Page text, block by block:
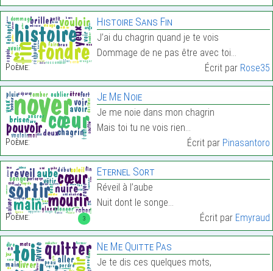
Poème:
Histoire Sans Fin
J’ai du chagrin quand je te vois
Dommage de ne pas être avec toi…
Écrit par Rose35
Poème:
Je Me Noie
Je me noie dans mon chagrin
Mais toi tu ne vois rien…
Écrit par Pinasantoro
3
Poème:
Eternel Sort
Réveil à l’aube
Nuit dont le songe…
Écrit par Emyraud
Ne Me Quitte Pas
Je te dis ces quelques mots,